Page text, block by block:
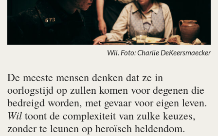
Wil. Foto: Charlie DeKeersmaecker
De meeste mensen denken dat ze in
oorlogstijd op zullen komen voor degenen die
bedreigd worden, met gevaar voor eigen leven.
Wil toont de complexiteit van zulke keuzes,
zonder te leunen op heroïsch heldendom.